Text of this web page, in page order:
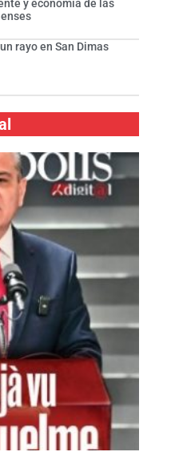
y economía de las
rayo en San Dimas